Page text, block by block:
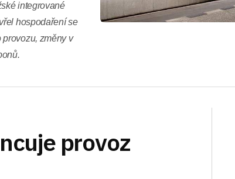
integrované
hospodaření se
změny v
provoz